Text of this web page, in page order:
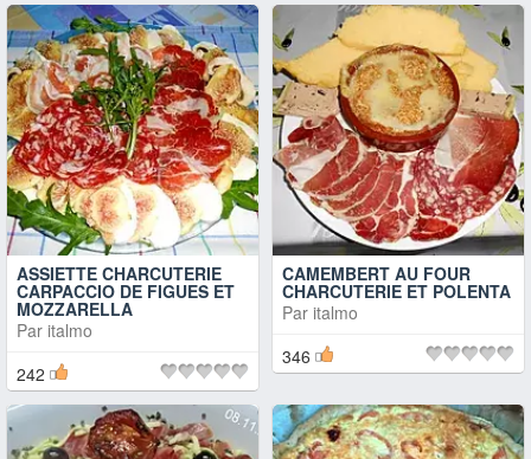
ASSIETTE CHARCUTERIE
CARPACCIO DE FIGUES ET
MOZZARELLA
Par italmo
242
CAMEMBERT AU FOUR
CHARCUTERIE ET POLENTA
Par italmo
346